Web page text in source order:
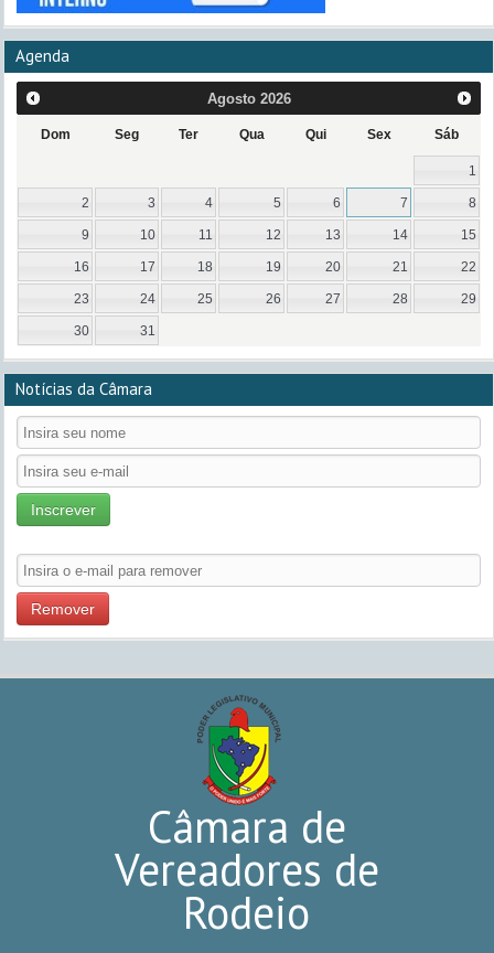
Agenda
Agosto 2026
Dom Seg Ter Qua Qui Sex Sáb
1
2 3 4 5 6 7 8
9 10 11 12 13 14 15
16 17 18 19 20 21 22
23 24 25 26 27 28 29
30 31
Notícias da Câmara
Inscrever
Remover
Câmara de
Vereadores de
Rodeio